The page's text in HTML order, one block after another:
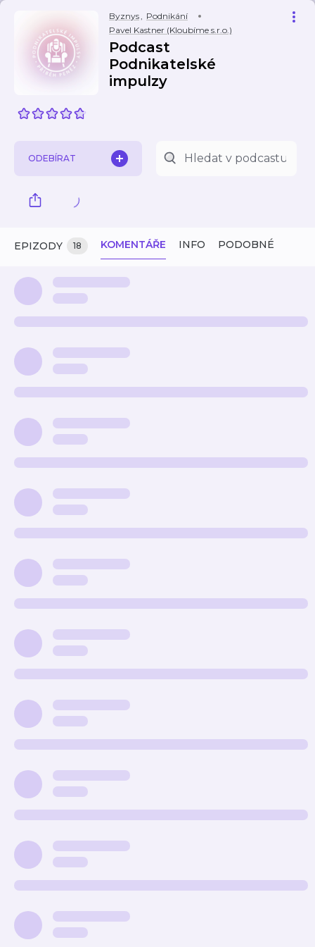
Byznys, Podnikání
Pavel Kastner (Kloubíme s.r.o.)
Podcast
Podnikatelské
impulzy
ODEBÍRAT
EPIZODY 18 KOMENTÁŘE INFO PODOBNÉ